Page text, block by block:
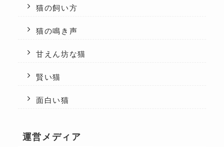
猫の飼い方
猫の鳴き声
甘えん坊な猫
賢い猫
面白い猫
運営メディア